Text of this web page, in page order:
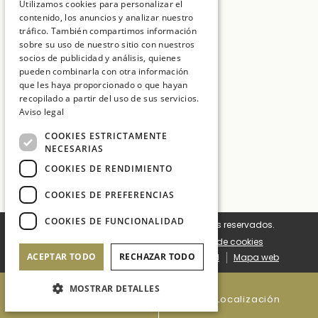
+34 972 837 017
hotelmt@salleshotels.com
Hotel Mas Tapiolas
Hotel Cala del Pi
Sallés Hotels
© 2026 Sallés Hotels. Todos los derechos reservados.
Configuración de cookies
Política de cookies
Términos y condiciones
Aviso legal Mapa web
Localización
CATALAN
FRENCH
Utilizamos cookies para personalizar el
contenido, los anuncios y analizar nuestro
tráfico. También compartimos información
sobre su uso de nuestro sitio con nuestros
socios de publicidad y análisis, quienes
pueden combinarla con otra información
que les haya proporcionado o que hayan
recopilado a partir del uso de sus servicios.
Aviso legal
COOKIES ESTRICTAMENTE
NECESARIAS
COOKIES DE RENDIMIENTO
COOKIES DE PREFERENCIAS
COOKIES DE FUNCIONALIDAD
ACEPTAR TODO RECHAZAR TODO
MOSTRAR DETALLES